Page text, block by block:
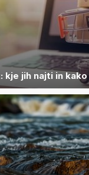
kje jih najti in